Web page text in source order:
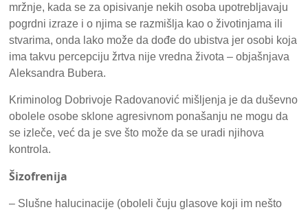
mržnje, kada se za opisivanje nekih osoba upotrebljavaju
pogrdni izraze i o njima se razmišlja kao o životinjama ili
stvarima, onda lako može da dođe do ubistva jer osobi koja
ima takvu percepciju žrtva nije vredna života – objašnjava
Aleksandra Bubera.
Kriminolog Dobrivoje Radovanović mišljenja je da duševno
obolele osobe sklone agresivnom ponašanju ne mogu da
se izleče, već da je sve što može da se uradi njihova
kontrola.
Šizofrenija
– Slušne halucinacije (oboleli čuju glasove koji im nešto